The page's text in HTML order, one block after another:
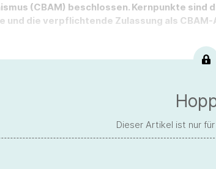
(CBAM) beschlossen. Kernpunkte sind
und die verpflichtende Zulassung als CBAM-
Dieser Artikel ist nur